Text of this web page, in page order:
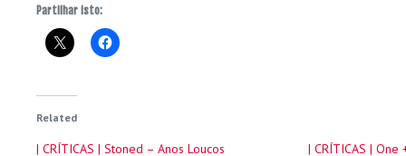
Partilhar isto:
Related
| CRÍTICAS | Stoned – Anos Loucos
| CRÍTICAS | One